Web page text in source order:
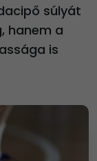
súlyát
hanem a
is